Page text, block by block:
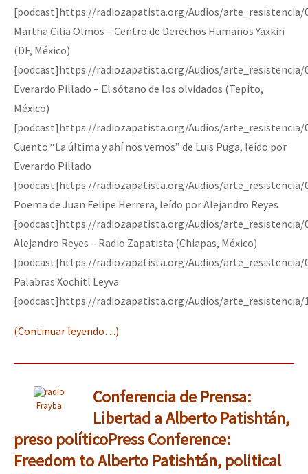
Contacto
[podcast]https://radiozapatista.org/Audios/arte_resistencia/
Martha Cilia Olmos – Centro de Derechos Humanos Yaxkin
(DF, México)
[podcast]https://radiozapatista.org/Audios/
Everardo Pillado – El sótano de los olvidados (Tepito,
México)
[podcast]https://radiozapatista.org/Audios/arte_resistencia/
Cuento “La última y ahí nos vemos” de Luis Puga, leído por
Everardo Pillado
[podcast]https://radiozapatista.org/Audios/
Poema de Juan Felipe Herrera, leído por Alejandro Reyes
[podcast]https://radiozapatista.org/Audios/
Alejandro Reyes – Radio Zapatista (Chiapas, México)
[podcast]https://radiozapatista.org/Audios/arte_resistencia/
Palabras Xochitl Leyva
[podcast]https://radiozapatista.org/Audios/
(Continuar leyendo…)
Frayba
Conferencia de Prensa:
Libertad a Alberto Patishtán,
preso políticoPress Conference:
Freedom to Alberto Patishtán, political